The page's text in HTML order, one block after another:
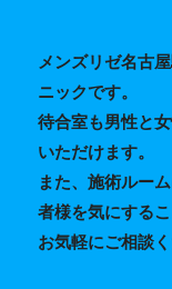
メンズリゼ名古
ニックです。
待合室も男性と
いただけます。
また、施術ルー
者様を気にする
お気軽にご相談く